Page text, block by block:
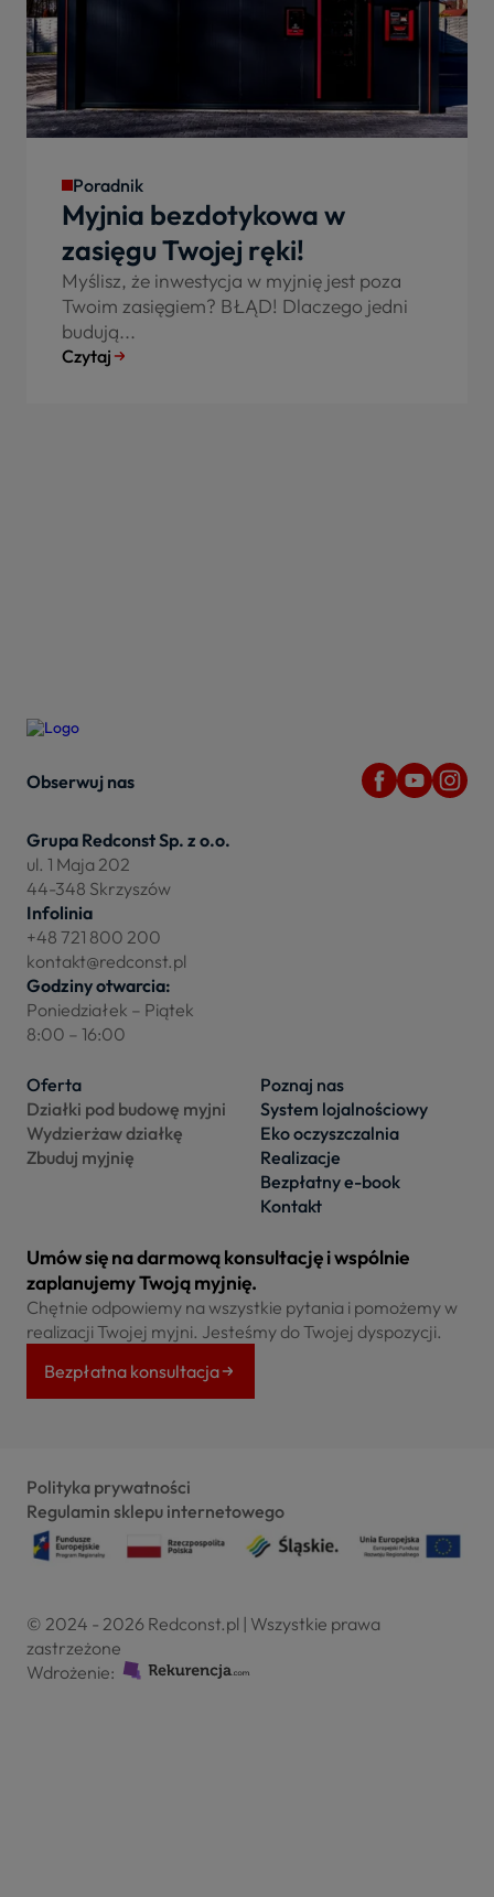
Poradnik
Myjnia bezdotykowa w
zasięgu Twojej ręki!
Myślisz, że inwestycja w myjnię jest poza
Twoim zasięgiem? BŁĄD! Dlaczego jedni
budują...
Czytaj
Obserwuj nas
Grupa Redconst Sp. z o.o.
ul. 1 Maja 202
44-348 Skrzyszów
Infolinia
+48 721 800 200
kontakt@redconst.pl
Godziny otwarcia:
Poniedziałek – Piątek
8:00 – 16:00
Oferta
Działki pod budowę myjni
Wydzierżaw działkę
Zbuduj myjnię
Poznaj nas
System lojalnościowy
Eko oczyszczalnia
Realizacje
Bezpłatny e-book
Kontakt
Umów się na darmową konsultację i wspólnie
zaplanujemy Twoją myjnię.
Chętnie odpowiemy na wszystkie pytania i pomożemy w
realizacji Twojej myjni. Jesteśmy do Twojej dyspozycji.
Bezpłatna konsultacja
Polityka prywatności
Regulamin sklepu internetowego
© 2024 - 2026 Redconst.pl | Wszystkie prawa
zastrzeżone
Wdrożenie: